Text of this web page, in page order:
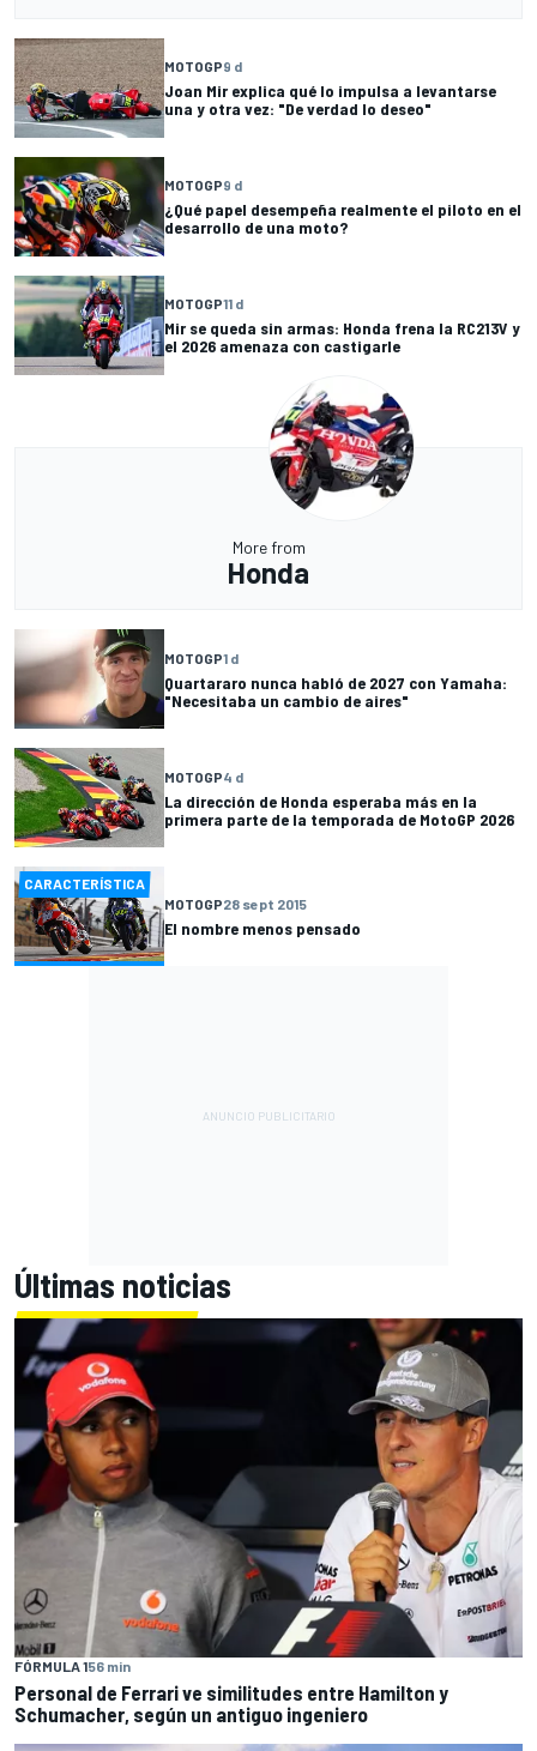
MOTOGP9 d
Joan Mir explica qué lo impulsa a levantarse
una y otra vez: "De verdad lo deseo"
MOTOGP9 d
¿Qué papel desempeña realmente el piloto en el
desarrollo de una moto?
MOTOGP11 d
Mir se queda sin armas: Honda frena la RC213V y
el 2026 amenaza con castigarle
More from
Honda
MOTOGP1 d
Quartararo nunca habló de 2027 con Yamaha:
"Necesitaba un cambio de aires"
MOTOGP4 d
La dirección de Honda esperaba más en la
primera parte de la temporada de MotoGP 2026
CARACTERÍSTICA
MOTOGP28 sept 2015
El nombre menos pensado
Últimas noticias
FÓRMULA 156 min
Personal de Ferrari ve similitudes entre Hamilton y
Schumacher, según un antiguo ingeniero